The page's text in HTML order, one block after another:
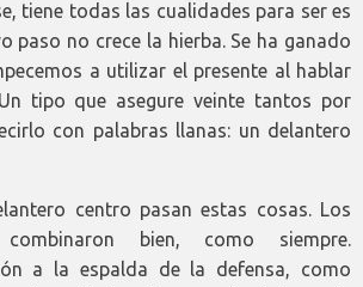
tiene todas las cualidades para ser es
paso no crece la hierba. Se ha ganado
a utilizar el presente al hablar
tipo que asegure veinte tantos por
con palabras llanas: un delantero
centro pasan estas cosas. Los
combinaron bien, como siempre.
a la espalda de la defensa, como